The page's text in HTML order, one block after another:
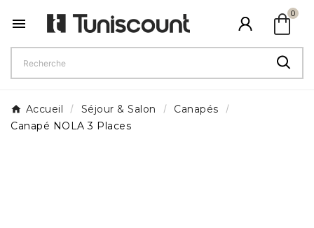
 shopping_bag
0
Accueil Séjour & Salon
Canapés
Canapé NOLA 3 Places